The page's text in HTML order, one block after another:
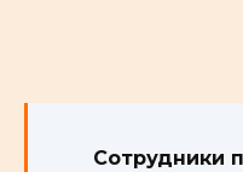
Сотрудники